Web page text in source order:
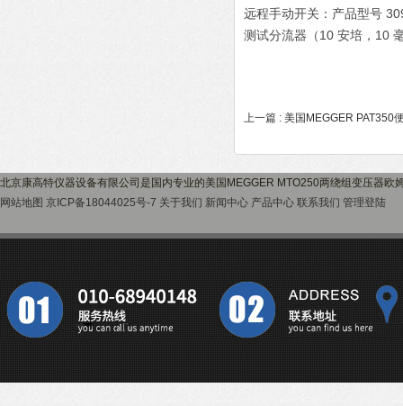
远程手动开关：产品型号
测试分流器（10 安培，10
上一篇 : 美国MEGGER PAT350
北京康高特仪器设备有限公司是国内专业的美国MEGGER MTO250两绕组变压器欧
网站地图 京ICP备18044025号-7 关于我们 新闻中心 产品中心 联系我们 管理登陆